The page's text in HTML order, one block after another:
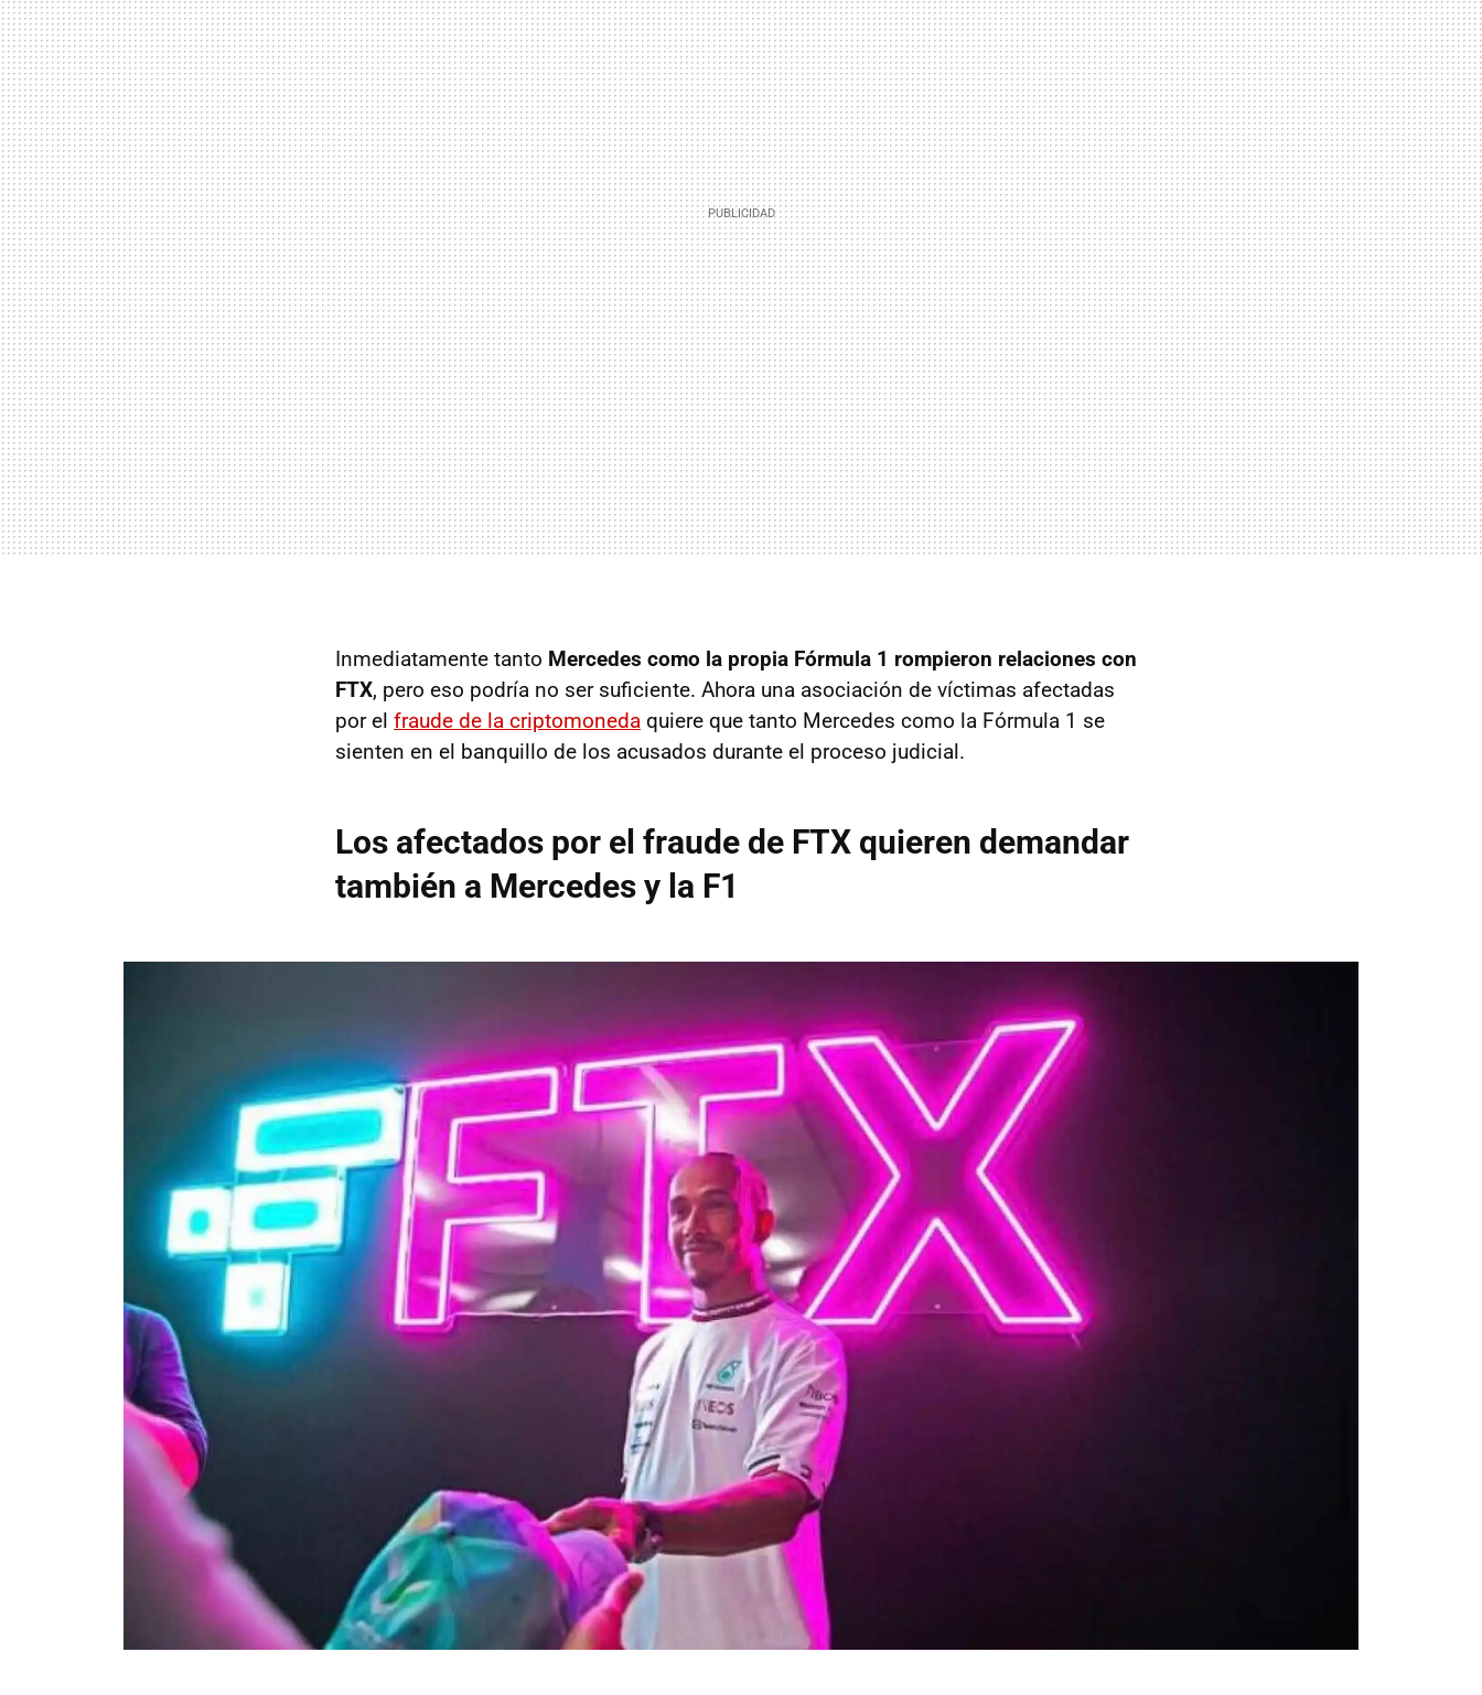
Inmediatamente tanto Mercedes como la propia Fórmula 1 rompieron relaciones con
FTX, pero eso podría no ser suficiente. Ahora una asociación de víctimas afectadas
por el fraude de la criptomoneda quiere que tanto Mercedes como la Fórmula 1 se
sienten en el banquillo de los acusados durante el proceso judicial.
Los afectados por el fraude de FTX quieren demandar
también a Mercedes y la F1